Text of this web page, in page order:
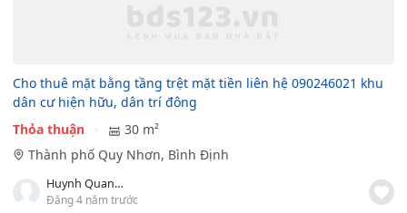
Cho thuê mặt bằng tầng trệt mặt tiền liên hệ 090246021 khu
dân cư hiện hữu, dân trí đông
Thỏa thuận
30 m²
Thành phố Quy Nhơn, Bình Định
Huynh Quang Nhut
Đăng 4 năm trước